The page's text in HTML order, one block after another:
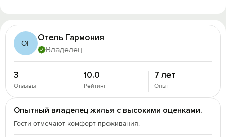
ОГ
Отель Гармония
Владелец
3
Отзывы
10.0
Рейтинг
7 лет
Опыт
Опытный владелец жилья с высокими оценками.
Гости отмечают комфорт проживания.